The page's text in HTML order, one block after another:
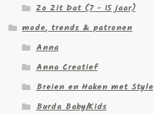
Zo Zit Dat (7 - 15 jaar)
mode, trends & patronen
Anna
Anna Creatief
Breien en Haken met Style
Burda Baby/Kids